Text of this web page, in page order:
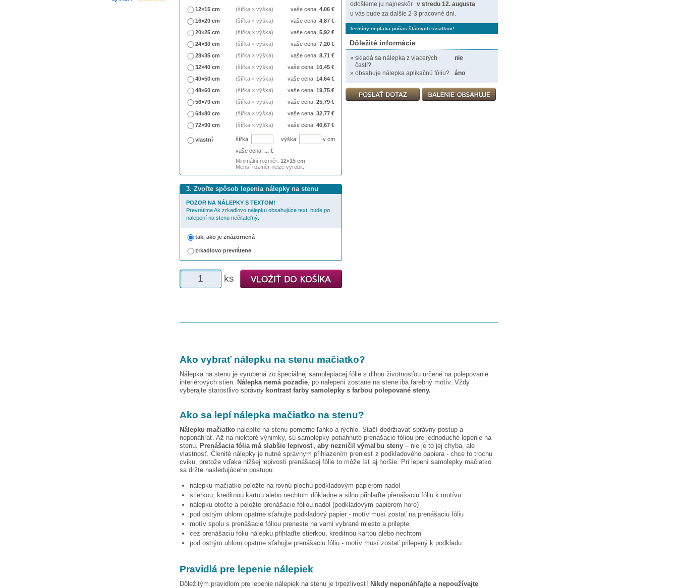
odošleme ju najneskôr v stredu 12. augusta
u vás bude za dalšie 2-3 pracovné dni.
Termíny neplatia počas štátnych sviatkov!
Dôležité informácie
» skladá sa nálepka z viacerých
častí?
nie
» obsahuje nálepka aplikačnú fóliu? áno
12×15 cm (šířka × výška) vaše cena: 4,06 €
16×20 cm
(šířka × výška) vaše cena: 4,87 €
20×25 cm
(šířka × výška) vaše cena: 5,92 €
24×30 cm
(šířka × výška) vaše cena: 7,20 €
28×35 cm
(šířka × výška) vaše cena: 8,71 €
32×40 cm
(šířka × výška) vaše cena: 10,45 €
40×50 cm
(šířka × výška) vaše cena: 14,64 €
48×60 cm
(šířka × výška) vaše cena: 19,75 €
56×70 cm
(šířka × výška) vaše cena: 25,79 €
64×80 cm
(šířka × výška) vaše cena: 32,77 €
72×90 cm
(šířka × výška) vaše cena: 40,67 €
vlastní šířka: výška:
v cm
vaše cena: ... €
Minimální rozměr: 12×15 cm
Menší rozměr nelze vyrobit.
3. Zvoľte spôsob lepenia nálepky na stenu
POZOR NA NÁLEPKY S TEXTOM!
Prevrátime Ak zrkadlovo nálepku obsahujúce text, bude po
nalepení na stenu nečitateľný.
tak, ako je znázornená
zrkadlovo prevrátene
ks
Ako vybrať nálepku na stenu mačiatko?
Nálepka na stenu je vyrobená zo špeciálnej samolepiacej fólie s dlhou životnosťou určené na polepovanie
interiérových stien. Nálepka nemá pozadie , po nalepení zostane na stene iba farebný motív. Vždy
vyberajte starostlivo správny kontrast farby samolepky s farbou polepované steny.
Ako sa lepí nálepka mačiatko na stenu?
Nálepku mačiatko nalepíte na stenu pomerne ľahko a rýchlo. Stačí dodržiavať správny postup a
neponáhľať. Až na niektoré výnimky, sú samolepky potiahnuté prenášacie fóliou pre jednoduché lepenie na
stenu. Prenášacia fólia má slabšie lepivosť, aby nezničil výmaľbu steny – nie je to jej chyba, ale
vlastnosť. Členité nálepky je nutné správnym přihlazením preniesť z podkladového papiera - chce to trochu
cviku, pretože vďaka nižšej lepivosti prenášacej fólie to môže ísť aj horšie. Pri lepení samolepky mačiatko
sa držte nasledujúceho postupu:
nálepku mačiatko položte na rovnú plochu podkladovým papierom nadol
stierkou, kreditnou kartou alebo nechtom dôkladne a silno přihlaďte přenášaciu fóliu k motívu
nálepku otočte a položte prenášacie fóliou nadol (podkladovým papierom hore)
pod ostrým uhlom opatrne sťahujte podkladový papier - motív musí zostať na prenášaciu fóliu
motív spolu s prenášacie fóliou preneste na vami vybrané miesto a prilepte
cez prenášaciu fóliu nálepku přihlaďte stierkou, kreditnou kartou alebo nechtom
pod ostrým uhlom opatrne sťahujte prenášaciu fóliu - motív musí zostať prilepený k podkladu
Pravidlá pre lepenie nálepiek
Dôležitým pravidlom pre lepenie nálepiek na stenu je trpezlivosť! Nikdy neponáhľajte a nepoužívajte